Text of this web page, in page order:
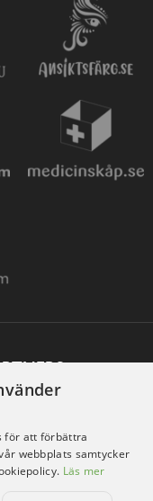
för att förbättra
webbplats samtycker
Läs mer